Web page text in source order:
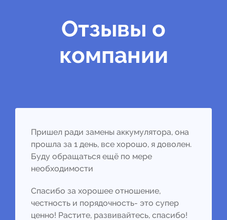
Отзывы о
компании
Пришел ради замены аккумулятора, она
прошла за 1 день, все хорошо, я доволен.
Буду обращаться ещё по мере
необходимости
Спасибо за хорошее отношение,
честность и порядочность- это супер
ценно! Растите, развивайтесь, спасибо!